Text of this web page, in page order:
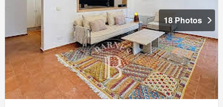
18 Photos